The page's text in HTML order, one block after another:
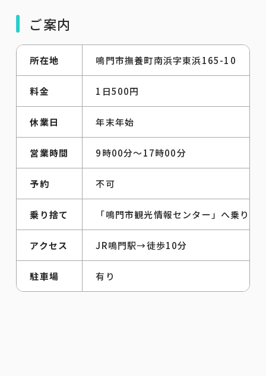
ご案内
所在地 鳴門市撫養町南浜字東浜165-10
料金 1日500円
休業日 年末年始
営業時間 9時00分～17時00分
予約 不可
乗り捨て 「鳴門市観光情報センター」へ乗り捨
アクセス JR鳴門駅→徒歩10分
駐車場 有り